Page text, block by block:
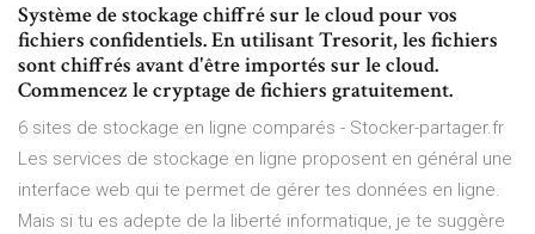
Système de stockage chiffré sur le cloud pour vos
fichiers confidentiels. En utilisant Tresorit, les fichiers
sont chiffrés avant d'être importés sur le cloud.
Commencez le cryptage de fichiers gratuitement.
6 sites de stockage en ligne comparés - Stocker-partager.fr
Les services de stockage en ligne proposent en général une
interface web qui te permet de gérer tes données en ligne.
Mais si tu es adepte de la liberté informatique, je te suggère